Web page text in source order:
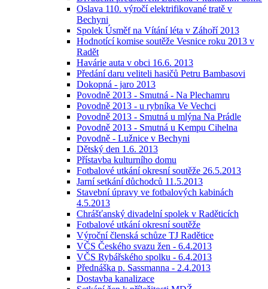
Oslava 110. výročí elektrifikované tratě v
Bechyni
Spolek Úsměf na Vítání léta v Záhoří 2013
Hodnotící komise soutěže Vesnice roku 2013 v
Radět
Havárie auta v obci 16.6. 2013
Předání daru veliteli hasičů Petru Bambasovi
Dokopná - jaro 2013
Povodně 2013 - Smutná - Na Plechamru
Povodně 2013 - u rybníka Ve Vechci
Povodně 2013 - Smutná u mlýna Na Prádle
Povodně 2013 - Smutná u Kempu Cihelna
Povodně - Lužnice v Bechyni
Dětský den 1.6. 2013
Přístavba kulturního domu
Fotbalové utkání okresní soutěže 26.5.2013
Jarní setkání důchodců 11.5.2013
Stavební úpravy ve fotbalových kabinách
4.5.2013
Chrášťanský divadelní spolek v Raděticích
Fotbalové utkání okresní soutěže
Výroční členská schůze TJ Radětice
VČS Českého svazu žen - 6.4.2013
VČS Rybářského spolku - 6.4.2013
Přednáška p. Sassmanna - 2.4.2013
Dostavba kanalizace